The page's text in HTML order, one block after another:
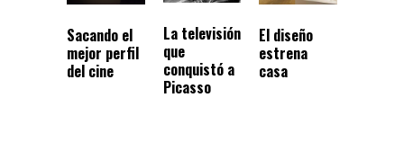
Sacando el
mejor perfil
del cine
La televisión
que
conquistó a
Picasso
El diseño
estrena
casa